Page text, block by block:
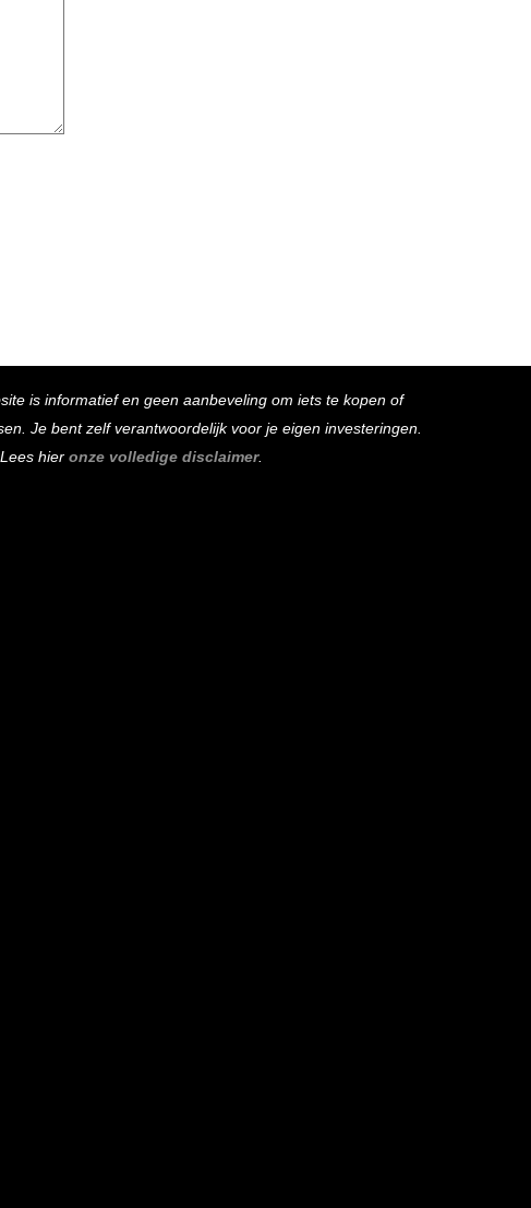
is informatief en geen aanbeveling om iets te kopen of
Je bent zelf verantwoordelijk voor je eigen investeringen.
hier onze volledige disclaimer.